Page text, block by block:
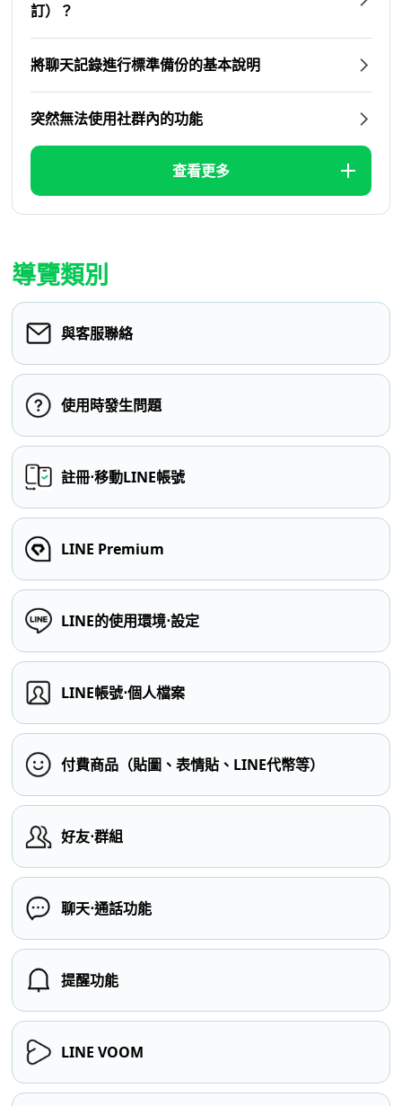
訂）？
將聊天記錄進行標準備份的基本說明
突然無法使用社群內的功能
查看更多
導覽類別
與客服聯絡
使用時發生問題
註冊⋅移動LINE帳號
LINE Premium
LINE的使用環境⋅設定
LINE帳號⋅個人檔案
付費商品（貼圖、表情貼、LINE代幣等）
好友⋅群組
聊天⋅通話功能
提醒功能
LINE VOOM